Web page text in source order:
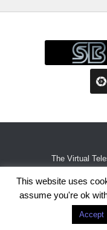
The Virtual
This website uses
assume you're ok
Accept